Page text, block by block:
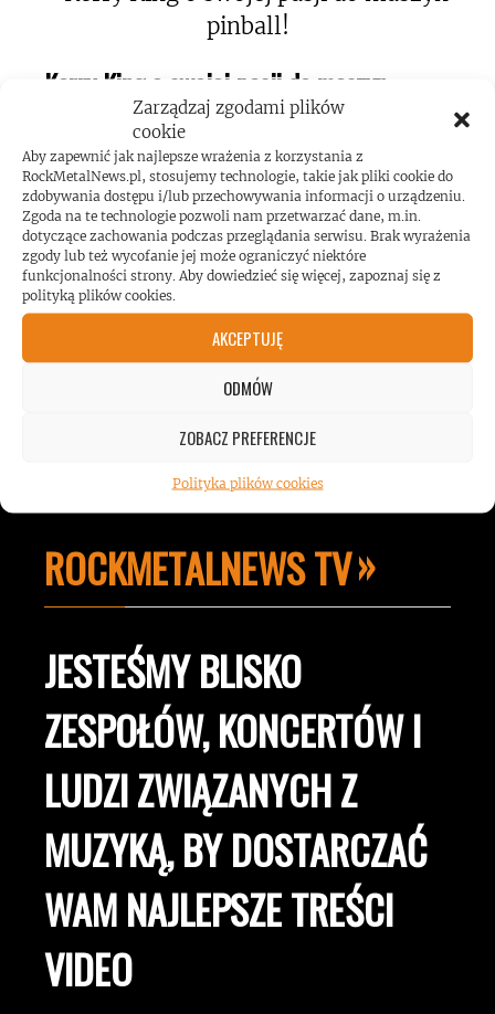
Zarządzaj zgodami plików
cookie
Aby zapewnić jak najlepsze wrażenia z korzystania z
RockMetalNews.pl, stosujemy technologie, takie jak pliki cookie do
zdobywania dostępu i/lub przechowywania informacji o urządzeniu.
Zgoda na te technologie pozwoli nam przetwarzać dane, m.in.
dotyczące zachowania podczas przeglądania serwisu. Brak wyrażenia
zgody lub też wycofanie jej może ograniczyć niektóre
funkcjonalności strony. Aby dowiedzieć się więcej, zapoznaj się z
polityką plików cookies.
AKCEPTUJĘ
ODMÓW
ZOBACZ PREFERENCJE
Polityka plików cookies
Kerry King o swojej pasji do maszyn
Koncert AC/DC przekroczył poziom
hałasu!
ROCKMETALNEWS TV
JESTEŚMY BLISKO
ZESPOŁÓW, KONCERTÓW I
LUDZI ZWIĄZANYCH Z
MUZYKĄ, BY DOSTARCZAĆ
WAM NAJLEPSZE TREŚCI
VIDEO